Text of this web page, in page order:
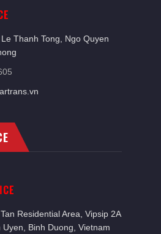
Thanh Tong, Ngo Quyen
Residential Area, Vipsip 2A
Uyen, Binh Duong, Vietnam